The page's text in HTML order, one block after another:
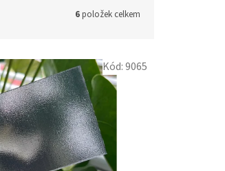
6položek celkem
Kód:9065